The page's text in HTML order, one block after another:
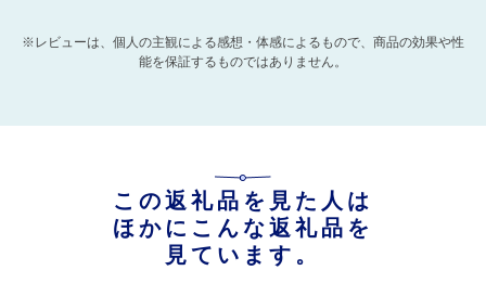
※レビューは、個人の主観による感想・体感によるもので、商品の効果や性
能を保証するものではありません。
この返礼品を見た人は
ほかにこんな返礼品を
見ています。